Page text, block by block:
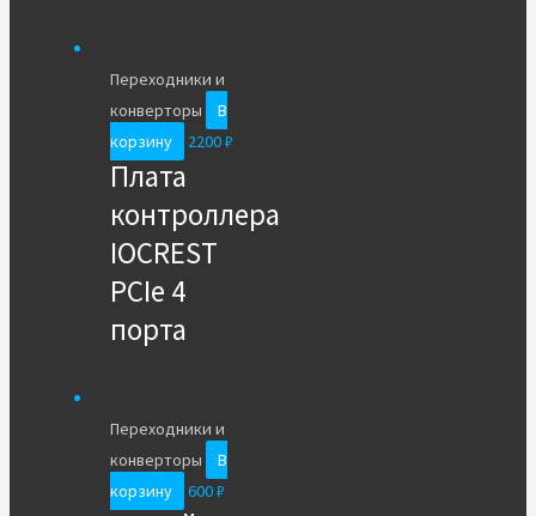
Переходники и
конверторы
В
корзину
2200₽
Плата
контроллера
IOCREST
PCIe 4
порта
Переходники и
конверторы
В
корзину
600₽